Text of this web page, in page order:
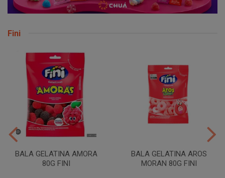
Fini
BALA GELATINA AMORA
80G FINI
BALA GELATINA AROS
MORAN 80G FINI